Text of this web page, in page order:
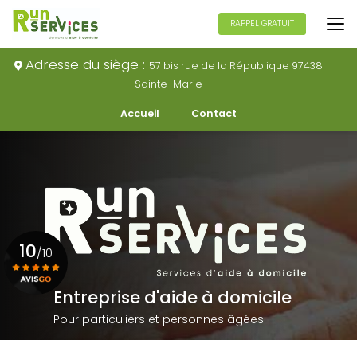
Aller
au
principal
Adresse du siège : 57 bis rue de la République 97438
Sainte-Marie
Accueil Contact
RAPPEL GRATUIT
Entreprise d'aide à domicile
Pour particuliers et personnes âgées
10/10
Voir le certificat